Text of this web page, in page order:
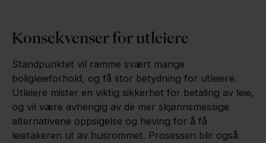
Konsekvenser for utleiere
Standpunktet vil ramme svært mange
boligleieforhold, og få stor betydning for utleiere.
Utleiere mister en viktig sikkerhet for betaling av leie,
og vil være avhengig av de mer skjønnsmessige
alternativene oppsigelse og heving for å få
leietakeren ut av husrommet. Prosessen blir også